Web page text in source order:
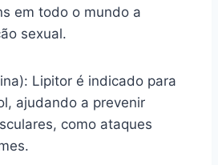
em todo o mundo a
sexual.
Lipitor é indicado para
ajudando a prevenir
como ataques